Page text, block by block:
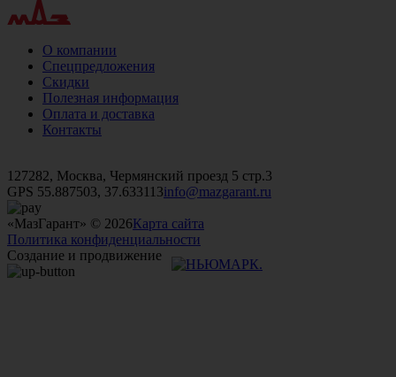
О компании
Спецпредложения
Скидки
Полезная информация
Оплата и доставка
Контакты
127282, Москва, Чермянский проезд 5 стр.3
GPS 55.887503, 37.633113info@mazgarant.ru
«МазГарант» © 2026Карта сайта
Политика конфиденциальности
Создание и продвижение